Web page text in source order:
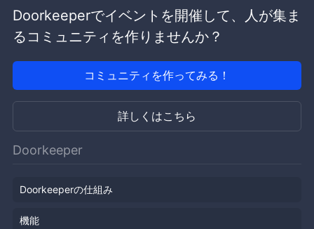
Doorkeeperでイベントを開催して、人が集ま
るコミュニティを作りませんか？
コミュニティを作ってみる！
詳しくはこちら
Doorkeeper
Doorkeeperの仕組み
機能